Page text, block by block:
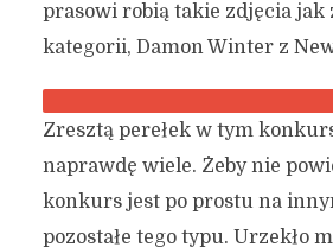
prasowi robią takie zdjęcia jak
kategorii, Damon Winter z
Zresztą perełek w tym
naprawdę wiele. Żeby nie
konkurs jest po prostu na
pozostałe tego typu. Urzekło